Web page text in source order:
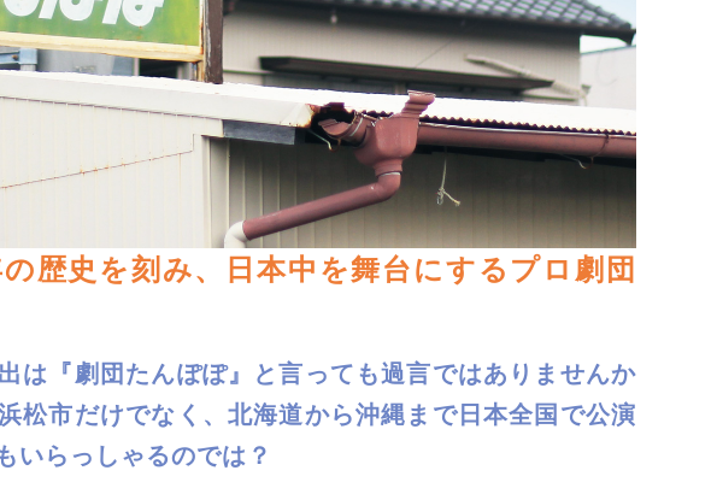
歴史を刻み、日本中を舞台にするプロ劇団
は『劇団たんぽぽ』と言っても過言ではありませんか
松市だけでなく、北海道から沖縄まで日本全国で公演
いらっしゃるのでは？